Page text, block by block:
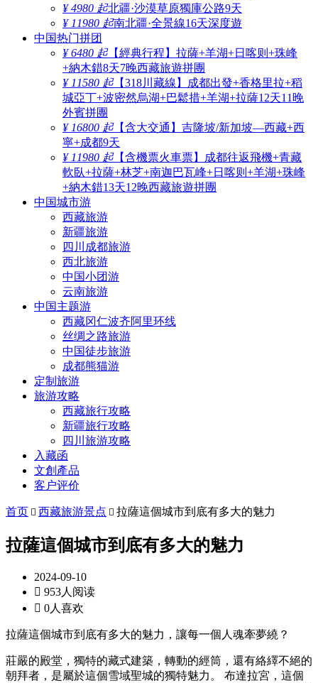
¥ 4980 起北疆·沙漠草原獨庫公路9天
¥ 11980 起南北疆·全景線16天深度遊
中国热门拼团
¥ 6480 起【經典行程】拉薩+羊湖+日喀则+珠峰
+納木錯8天7晚西藏旅遊拼團
¥ 11580 起【318川藏線】成都出發+香格里拉+稻
城亞丁+波密然烏湖+巴鬆措+羊湖+拉薩12天11晚
外賓拼團
¥ 16800 起【含大交通】吉隆坡/新加坡—西藏+西
寧+成都9天
¥ 11980 起【含機票火車票】成都往返飛機+青藏
軟臥+拉薩+林芝+南迦巴瓦峰+日喀则+羊湖+珠峰
+納木錯13天12晚西藏旅遊拼團
中国城市游
西藏旅游
新疆旅游
四川成都旅游
西北旅游
中国小团游
云南旅游
中国主题游
西藏冈仁波齐阿里环线
丝绸之路旅游
中国徒步旅游
成都熊猫游
定制旅游
旅游攻略
西藏旅行攻略
新疆旅行攻略
四川旅游攻略
入藏函
文創產品
客户评价
首页  西藏旅游景点  拉薩這個城市到底有多大的魅力
拉薩這個城市到底有多大的魅力
2024-09-10
 953人阅读
 0人喜欢
拉薩這個城市到底有多大的魅力，讓每一個人魂牽夢繞？
莊嚴的殿堂，獨特的藏式建築，轉動的經筒，還有絡繹不絕的
朝拜者，是屬於這個雪域聖城的獨特魅力。 布達拉宮，這個